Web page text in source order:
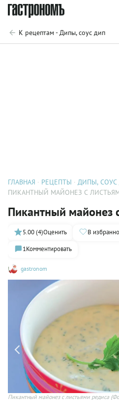
К рецептам - Дипы, соус дип
ГЛАВНАЯ РЕЦЕПТЫ
ДИПЫ, СОУС
ПИКАНТНЫЙ МАЙОНЕЗ С
Пикантный майонез
gastronom
5.00 (4)Оценить В
1Комментировать
Пикантный майонез с листьями редиса